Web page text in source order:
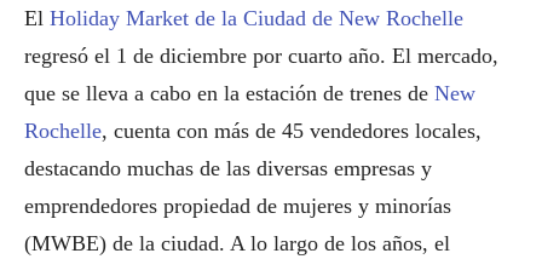
El Holiday Market de la Ciudad de New Rochelle
regresó el 1 de diciembre por cuarto año. El mercado,
que se lleva a cabo en la estación de trenes de New
Rochelle, cuenta con más de 45 vendedores locales,
destacando muchas de las diversas empresas y
emprendedores propiedad de mujeres y minorías
(MWBE) de la ciudad. A lo largo de los años, el